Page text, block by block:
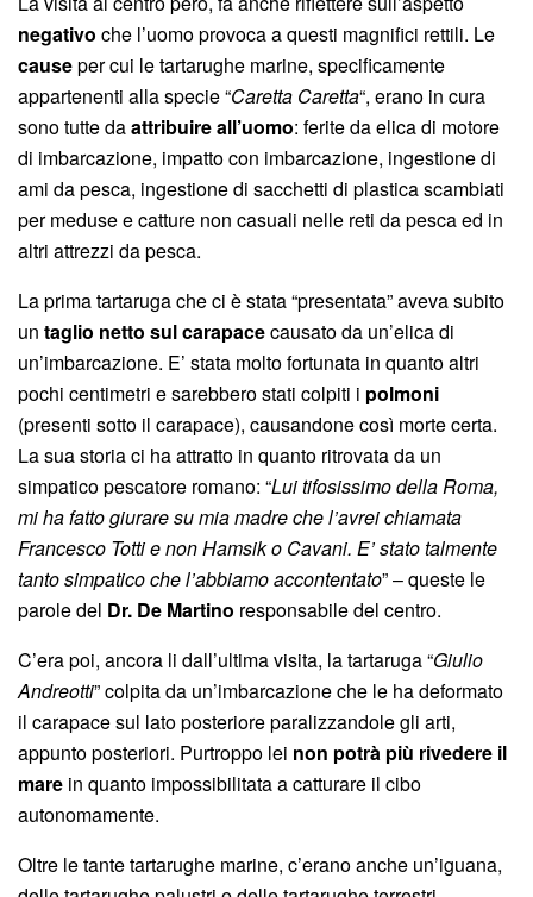
negativo che l’uomo provoca a questi magnifici rettili. Le
causeper cui le tartarughe marine, specificamente
appartenenti alla specie “Caretta Caretta“, erano in cura
sono tutte daattribuire all’uomo: ferite da elica di motore
di imbarcazione, impatto con imbarcazione, ingestione di
ami da pesca, ingestione di sacchetti di plastica scambiati
per meduse e catture non casuali nelle reti da pesca ed in
altri attrezzi da pesca.
La prima tartaruga che ci è stata “presentata” aveva subito
un taglio netto sul carapacecausato da un’elica di
un’imbarcazione. E’ stata molto fortunata in quanto altri
pochi centimetri e sarebbero stati colpiti i polmoni
(presenti sotto il carapace), causandone così morte certa.
La sua storia ci ha attratto in quanto ritrovata da un
simpatico pescatore romano: “Lui tifosissimo della Roma,
mi ha fatto giurare su mia madre che l’avrei chiamata
Francesco Totti e non Hamsik o Cavani. E’ stato talmente
tanto simpatico che l’abbiamo accontentato” – queste le
parole del Dr. De Martino responsabile del centro.
C’era poi, ancora li dall’ultima visita, la tartaruga “Giulio
Andreotti” colpita da un’imbarcazione che le ha deformato
il carapace sul lato posteriore paralizzandole gli arti,
appunto posteriori. Purtroppo lei non potrà più rivedere il
mare in quanto impossibilitata a catturare il cibo
autonomamente.
Oltre le tante tartarughe marine, c’erano anche un’iguana,